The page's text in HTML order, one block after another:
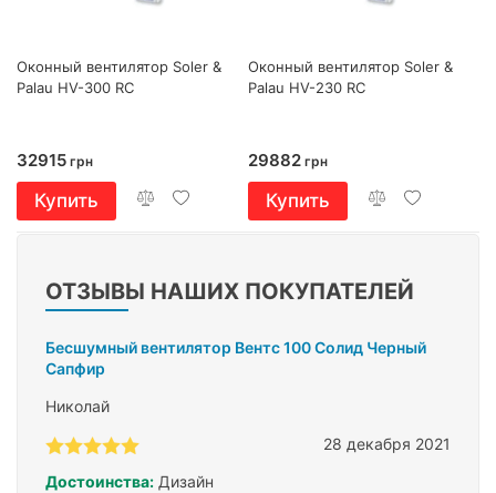
Оконный вентилятор Soler &
Palau HV-300 RC
32915 грн
Купить
Оконный вентилятор Soler &
Palau HV-230 RC
29882 грн
Купить
ОТЗЫВЫ НАШИХ ПОКУПАТЕЛЕЙ
Бесшумный вентилятор Вентс 100 Солид Черный
Сапфир
Николай
28 декабря 2021
Достоинства: Дизайн